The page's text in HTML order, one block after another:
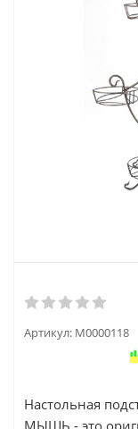
Артикул: М0000118
Настольная
МЫШЬ - это